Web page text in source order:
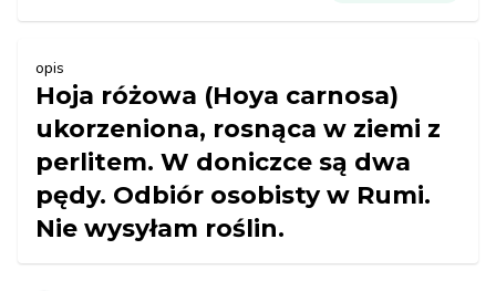
opis
Hoja różowa (Hoya carnosa)
ukorzeniona, rosnąca w ziemi z
perlitem. W doniczce są dwa
pędy. Odbiór osobisty w Rumi.
Nie wysyłam roślin.